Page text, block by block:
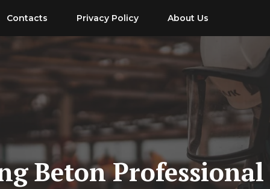
Contacts Privacy Policy About Us
Beton